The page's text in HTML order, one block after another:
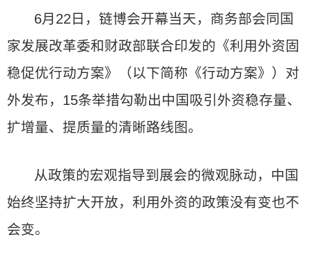
6月22日，链博会开幕当天，商务部会同国
家发展改革委和财政部联合印发的《利用外资固
稳促优行动方案》（以下简称《行动方案》）对
外发布，15条举措勾勒出中国吸引外资稳存量、
扩增量、提质量的清晰路线图。
从政策的宏观指导到展会的微观脉动，中国
始终坚持扩大开放，利用外资的政策没有变也不
会变。